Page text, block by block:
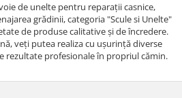
de unelte pentru reparații casnice,
grădinii, categoria "Scule si Unelte"
de produse calitative și de încredere.
veți putea realiza cu ușurință diverse
rezultate profesionale în propriul cămin.